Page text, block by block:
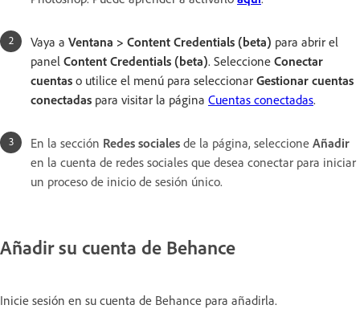
Vaya a Ventana > Content Credentials (beta) para abrir el
panel Content Credentials (beta). Seleccione Conectar
cuentas o utilice el menú para seleccionar Gestionar cuentas
conectadas para visitar la página Cuentas conectadas.
En la sección Redes sociales de la página, seleccione Añadir
en la cuenta de redes sociales que desea conectar para iniciar
un proceso de inicio de sesión único.
Añadir su cuenta de Behance
Inicie sesión en su cuenta de Behance para añadirla.